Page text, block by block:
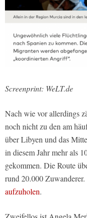
Screenprint: WeLT.de
Nach wie vor allerdings
noch nicht zu den am
über Libyen und das
in diesem Jahr mehr als
gekommen. Die Route
rund 20.000
aufzuholen.